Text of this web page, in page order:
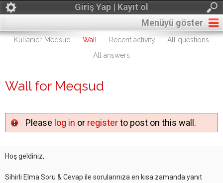
Giriş Yap | Kayıt ol
Menüyü göster
Kullanıcı: Meqsud Wall Recent activity
All questions
All answers
Wall for Meqsud
Please log in or registerto post on this wall.
Hoş geldiniz,
Sihirli Elma Soru & Cevap ile sorularınıza en kısa zamanda yanıt